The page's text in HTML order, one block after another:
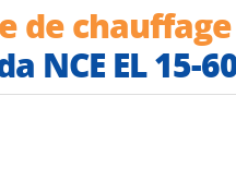
de chauffage
NCE EL 15-